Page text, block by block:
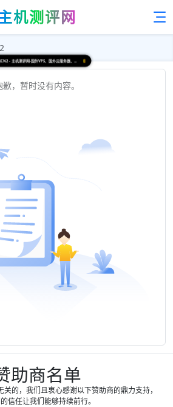
机测评网
歉，暂时没有内容。
助商名单
的，我们且衷心感谢以下赞助商的鼎力支持，
信任让我们能够持续前行。